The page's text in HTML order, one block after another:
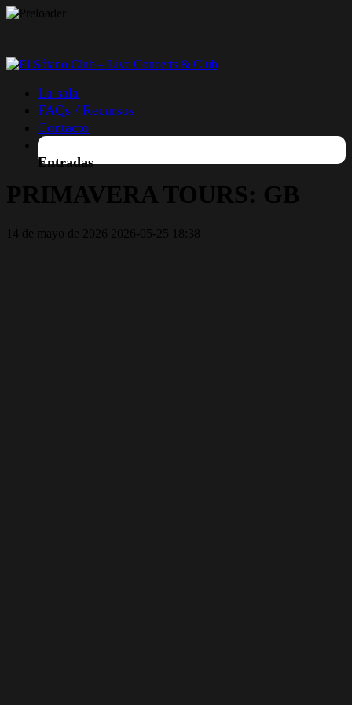
La sala
FAQs / Recursos
Contacto
Entradas
PRIMAVERA TOURS: GB
14 de mayo de 2026 2026-05-25 18:38